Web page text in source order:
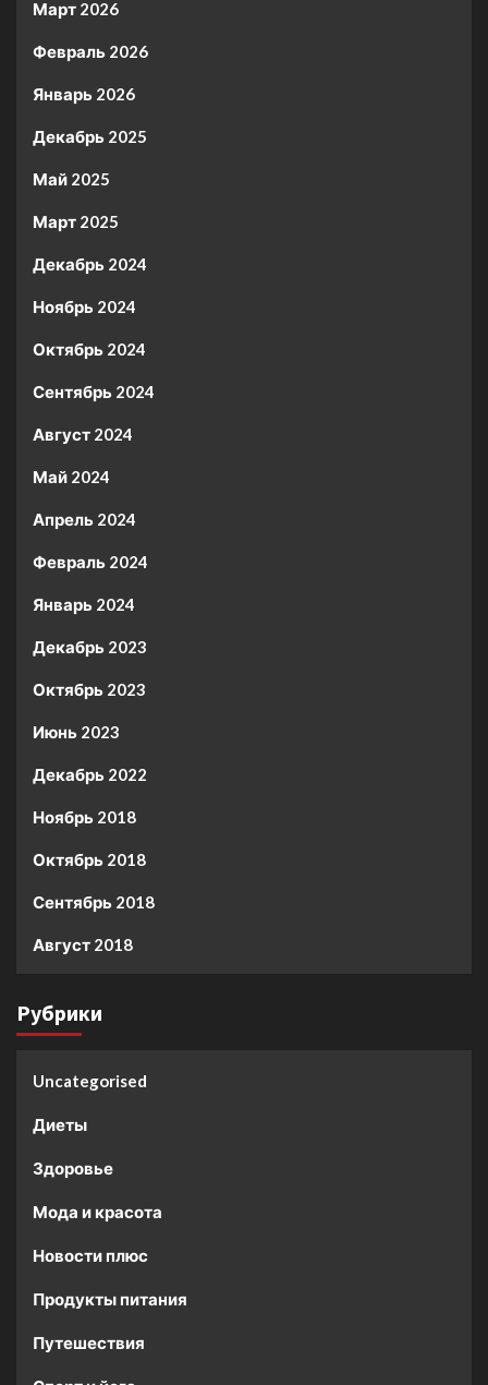
Март 2026
Февраль 2026
Январь 2026
Декабрь 2025
Май 2025
Март 2025
Декабрь 2024
Ноябрь 2024
Октябрь 2024
Сентябрь 2024
Август 2024
Май 2024
Апрель 2024
Февраль 2024
Январь 2024
Декабрь 2023
Октябрь 2023
Июнь 2023
Декабрь 2022
Ноябрь 2018
Октябрь 2018
Сентябрь 2018
Август 2018
Рубрики
Uncategorised
Диеты
Здоровье
Мода и красота
Новости плюс
Продукты питания
Путешествия